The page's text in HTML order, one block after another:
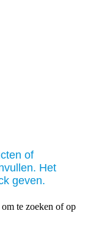
of
Het
geven.
te zoeken of op